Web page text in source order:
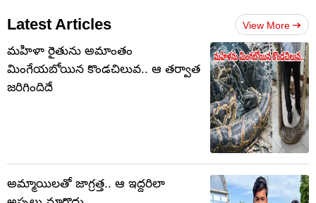
Latest Articles View More
మహిళా రైతును అమాంతం
మింగేయబోయిన కొండచిలువ.. ఆ తర్వాత
జరిగిందిదే
అమ్మాయిలతో జాగ్రత్త.. ఆ ఇద్దరిలా